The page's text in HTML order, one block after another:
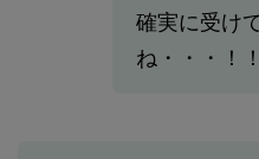
確実に受け
ね・・・！！